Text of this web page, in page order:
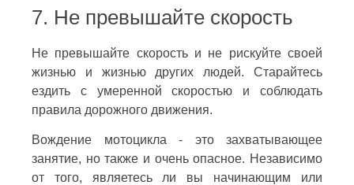
7. Не превышайте скорость
Не превышайте скорость и не рискуйте своей
жизнью и жизнью других людей. Старайтесь
ездить с умеренной скоростью и соблюдать
правила дорожного движения.
Вождение мотоцикла - это захватывающее
занятие, но также и очень опасное. Независимо
от того, являетесь ли вы начинающим или